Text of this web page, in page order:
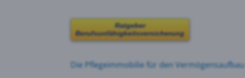
Ratgeber
Berufsunfähigkeitsversicherung
Die Pflegeimmobilie für den Vermögensaufbau